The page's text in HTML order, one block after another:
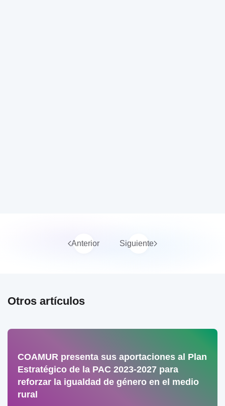
Anterior Siguiente
Otros artículos
COAMUR presenta sus aportaciones al Plan
Estratégico de la PAC 2023-2027 para
reforzar la igualdad de género en el medio
rural